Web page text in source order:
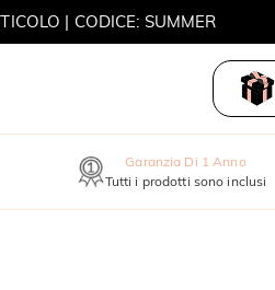
| CODICE: SUMMER
Garanzia Di 1 Anno
Tutti i prodotti sono inclusi